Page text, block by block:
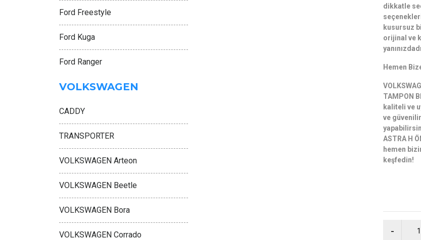
dikkatle
kusursuz
orijinal ve
Hemen
TAMPON
kaliteli ve
ve güvenilir
ASTRA H
hemen
keşfedin!
Ford Freestyle
Ford Kuga
Ford Ranger
VOLKSWAGEN
CADDY
TRANSPORTER
VOLKSWAGEN Arteon
VOLKSWAGEN Beetle
VOLKSWAGEN Bora
VOLKSWAGEN Corrado